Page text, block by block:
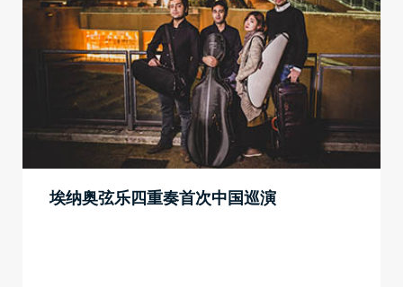
埃纳奥弦乐四重奏首次中国巡演